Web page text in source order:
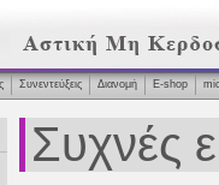
Συνεντεύξεις Διανομή Ε-shop
Συχνές